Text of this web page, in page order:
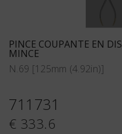
PINCE COUPANTE EN
MINCE
N.69 [125mm (4.92in)]
711731
€ 333.6